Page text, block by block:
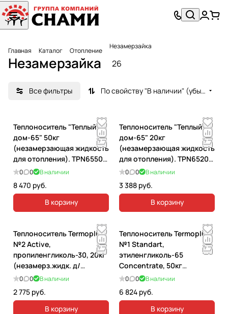
Главная Каталог Отопление Незамерзайка
Незамерзайка 26
Все фильтры По свойству "В наличии" (убывание)
Теплоноситель "Теплый
дом-65" 50кг
(незамерзающая жидкость
для отопления). TPN6550
(20652)
0 0 В наличии
8 470 руб.
В корзину
Теплоноситель "Теплый
дом-65" 20кг
(незамерзающая жидкость
для отопления). TPN6520
(20324)
0 0 В наличии
3 388 руб.
В корзину
Теплоноситель Termoplus
№2 Active,
пропиленгликоль-30, 20кг
(незамерз.жидк. д/
отопления) зеленый.
0 0 В наличии
2 775 руб.
В корзину
Теплоноситель Termoplus
№1 Standart,
этиленгликоль-65
Concentrate, 50кг
(незамерз.жидк. д/
0 0 В наличии
6 824 руб.
В корзину